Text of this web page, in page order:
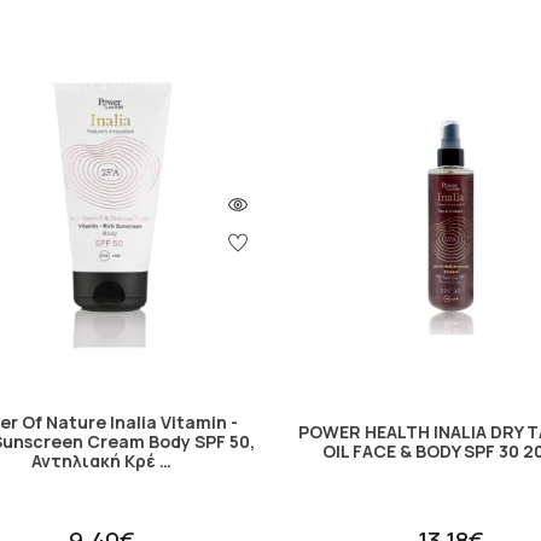
Of Nature Inalia Vitamin -
Cream Body SPF 50,
Αντηλιακή Κρέ …
POWER HEALTH INALIA DRY
OIL FACE & BODY SPF 30